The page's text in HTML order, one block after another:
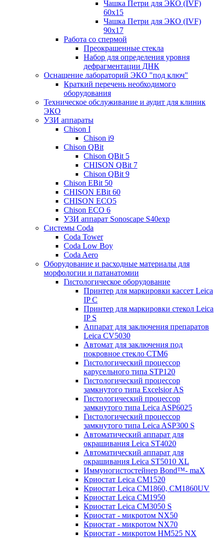
Чашка Петри для ЭКО (IVF)
60х15
Чашка Петри для ЭКО (IVF)
90х17
Работа со спермой
Преокрашенные стекла
Набор для определения уровня
дефрагментации ДНК
Оснащение лабораторий ЭКО "под ключ"
Краткий перечень необходимого
оборудования
Техническое обслуживание и аудит для клиник
ЭКО
УЗИ аппараты
Chison I
Chison i9
Chison QBit
Chison QBit 5
CHISON QBit 7
Chison QBit 9
Chison EBit 50
CHISON EBit 60
CHISON ECO5
Chison ECO 6
УЗИ аппарат Sonoscape S40exp
Системы Coda
Coda Tower
Coda Low Boy
Coda Aero
Оборудование и расходные материалы для
морфологии и патанатомии
Гистологическое оборудование
Принтер для маркировки кассет Leica
IP C
Принтер для маркировки стекол Leica
IP S
Аппарат для заключения препаратов
Leica CV5030
Автомат для заключения под
покровное стекло CTM6
Гистологический процессор
карусельного типа STP120
Гистологический процессор
замкнутого типа Excelsior AS
Гистологический процессор
замкнутого типа Leica ASP6025
Гистологический процессор
замкнутого типа Leica ASP300 S
Автоматический аппарат для
окрашивания Leica ST4020
Автоматический аппарат для
окрашивания Leica ST5010 XL
Иммуногистостейнер Bond™- maX
Криостат Leica CM1520
Криостат Leica CM1860, CM1860UV
Криостат Leica CM1950
Криостат Leica CM3050 S
Криостат - микротом NX50
Криостат - микротом NX70
Криостат - микротом HM525 NX